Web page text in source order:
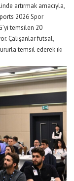
artırmak amacıyla,
2026 Spor
temsilen 20
Çalışanlar futsal,
temsil ederek iki